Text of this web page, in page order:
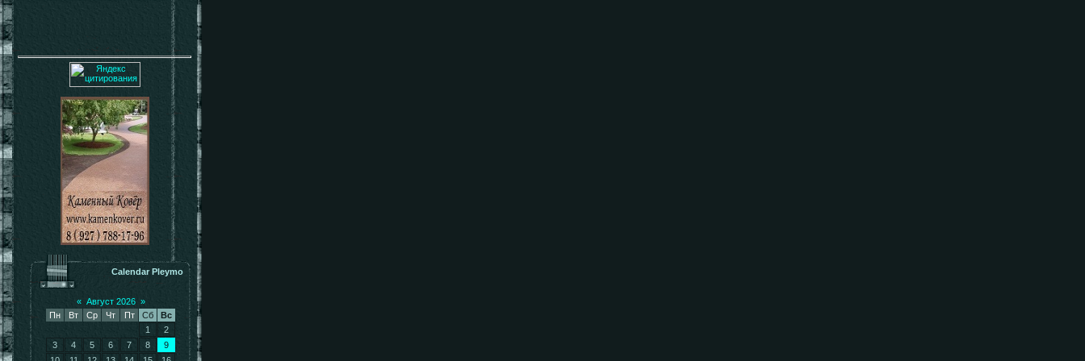
Calendar Pleymo
« Август 2026 »
Пн
Вт Ср Чт Пт Сб
Вс
1
2
3
4 5 6 7 8
9